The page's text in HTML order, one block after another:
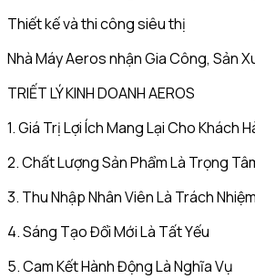
Thiết kế và thi công siêu thị
Nhà Máy Aeros nhận Gia Công, Sản
TRIẾT LÝ KINH DOANH AEROS
1. Giá Trị Lợi Ích Mang Lại Cho Khách
2. Chất Lượng Sản Phẩm Là Trọng
3. Thu Nhập Nhân Viên Là Trách Nhiệm
4. Sáng Tạo Đổi Mới Là Tất Yếu
5. Cam Kết Hành Động Là Nghĩa Vụ